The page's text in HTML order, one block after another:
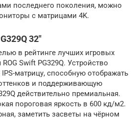
последнего поколения, можно
с матрицами 4K.
32″
в рейтинге лучших игровых
Swift PG329Q. Устройство
матрицу, способную отображать
и поддерживающую
действительно премиальная.
пороговая яркость в 600 кд/м2.
заметить засветы на чёрном